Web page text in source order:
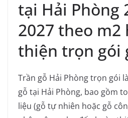
tại Hải Phòng
2027 theo m2
thiện trọn gói
Trần gỗ Hải Phòng trọn gói
gỗ tại Hải Phòng, bao gồm
liệu (gỗ tự nhiên hoặc gỗ